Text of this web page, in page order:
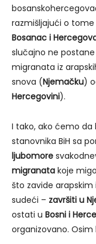
razmišljajući o
Bosanac i
slučajno ne
migranata iz
snova (Njemačku)
Hercegovini).
I tako, ako ćemo da
stanovnika BiH sa
ljubomore
migranata koje
što zavide
sudeći – završiti u
ostati u Bosni i
organizovano.